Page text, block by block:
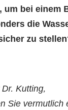
um bei einem
die
zu
Kutting,
Sie vermutlich